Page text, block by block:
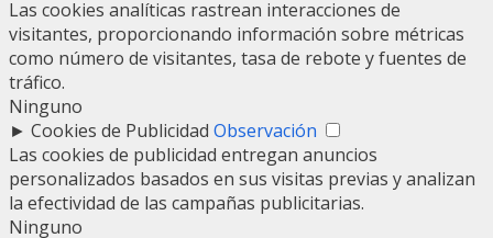
Las cookies analíticas rastrean interacciones de
visitantes, proporcionando información sobre métricas
como número de visitantes, tasa de rebote y fuentes de
tráfico.
Ninguno
► Cookies de Publicidad Observación
Las cookies de publicidad entregan anuncios
personalizados basados en sus visitas previas y analizan
la efectividad de las campañas publicitarias.
Ninguno